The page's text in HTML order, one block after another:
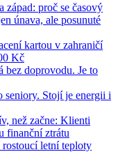
západ: proč se časový
únava, ale posunuté
kartou v zahraničí
Kč
bez doprovodu. Je to
seniory. Stojí je energii i
než začne: Klienti
finanční ztrátu
letní teploty